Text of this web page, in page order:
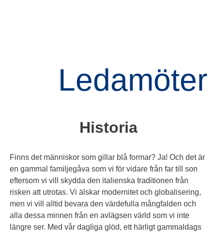
Ledamöter
Historia
Finns det människor som gillar blå formar? Ja! Och det är
en gammal familjegåva som vi för vidare från far till son
eftersom vi vill skydda den italienska traditionen från
risken att utrotas. Vi älskar modernitet och globalisering,
men vi vill alltid bevara den värdefulla mångfalden och
alla dessa minnen från en avlägsen värld som vi inte
längre ser. Med vår dagliga glöd, ett härligt gammaldags